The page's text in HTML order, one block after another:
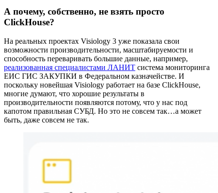
А почему, собственно, не взять просто
ClickHouse?
На реальных проектах Visiology 3 уже показала свои
возможности производительности, масштабируемости и
способность переваривать большие данные, например,
реализованная специалистами ЛАНИТ система мониторинга
ЕИС ГИС ЗАКУПКИ в Федеральном казначействе. И
поскольку новейшая Visiology работает на базе ClickHouse,
многие думают, что хорошие результаты в
производительности появляются потому, что у нас под
капотом правильная СУБД. Но это не совсем так…а может
быть, даже совсем не так.